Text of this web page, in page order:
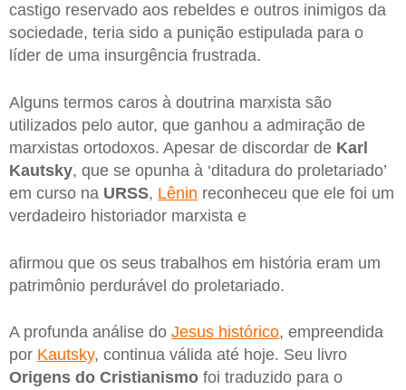
castigo reservado aos rebeldes e outros inimigos da
sociedade, teria sido a punição estipulada para o
líder de uma insurgência frustrada.
Alguns termos caros à doutrina marxista são
utilizados pelo autor, que ganhou a admiração de
marxistas ortodoxos. Apesar de discordar de Karl
Kautsky, que se opunha à ‘ditadura do proletariado’
em curso na URSS, Lênin reconheceu que ele foi um
verdadeiro historiador marxista e
afirmou que os seus trabalhos em história eram um
patrimônio perdurável do proletariado.
A profunda análise do Jesus histórico, empreendida
por Kautsky, continua válida até hoje. Seu livro
Origens do Cristianismo foi traduzido para o